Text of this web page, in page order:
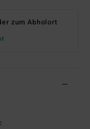
zum Abholort